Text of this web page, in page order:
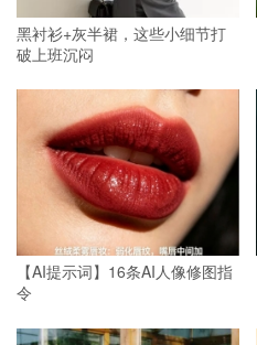
黑衬衫+灰半裙，这些小细节打
破上班沉闷
【AI提示词】16条AI人像修图指
令